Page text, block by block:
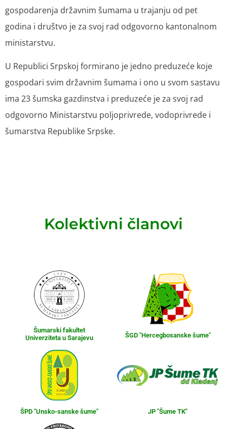
gospodarenja državnim šumama u trajanju od pet
godina i društvo je za svoj rad odgovorno kantonalnom
ministarstvu.
U Republici Srpskoj formirano je jedno preduzeće koje
gospodari svim državnim šumama i ono u svom sastavu
ima 23 šumska gazdinstva i preduzeće je za svoj rad
odgovorno Ministarstvu poljoprivrede, vodoprivrede i
šumarstva Republike Srpske.
Kolektivni članovi
Šumarski fakultet
Univerziteta u Sarajevu
ŠGD "Hercegbosanske šume"
ŠPD "Unsko-sanske šume" JP "Šume TK"